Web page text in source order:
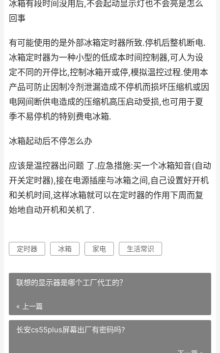
冰箱有段时间没用后,不会起动显示灯也不会亮是怎么
回事
有可能使用的是外部冰箱定时器所致.停机后整机断电.
冰箱定时器为一种小型的低成本时间控制器,可人为设
定不同的开停比,控制冰箱开或停,模拟温控过程.使用本
产品可防止因制冷剂泄漏造成不停机而损坏压缩机或因
电网间断供电造成的压缩机高压启动受损,也可用于夏
季不易停机的特别费电冰箱.
冰箱起动后不停怎么办
应该是温控器出问题 了.应急措施:买一个冰箱知音(自动
开关定时器),接在电源插座与冰箱之间,自己设置好开机
和关机时间,这样冰箱就可以在定时器的作用下周而复
始地自动开机和关机了.
定时器 冰箱 家电 生活常识
联想的显示器是哪个工厂代工的？
« 上一篇
长安cs55plus屏幕出厂有密码吗?